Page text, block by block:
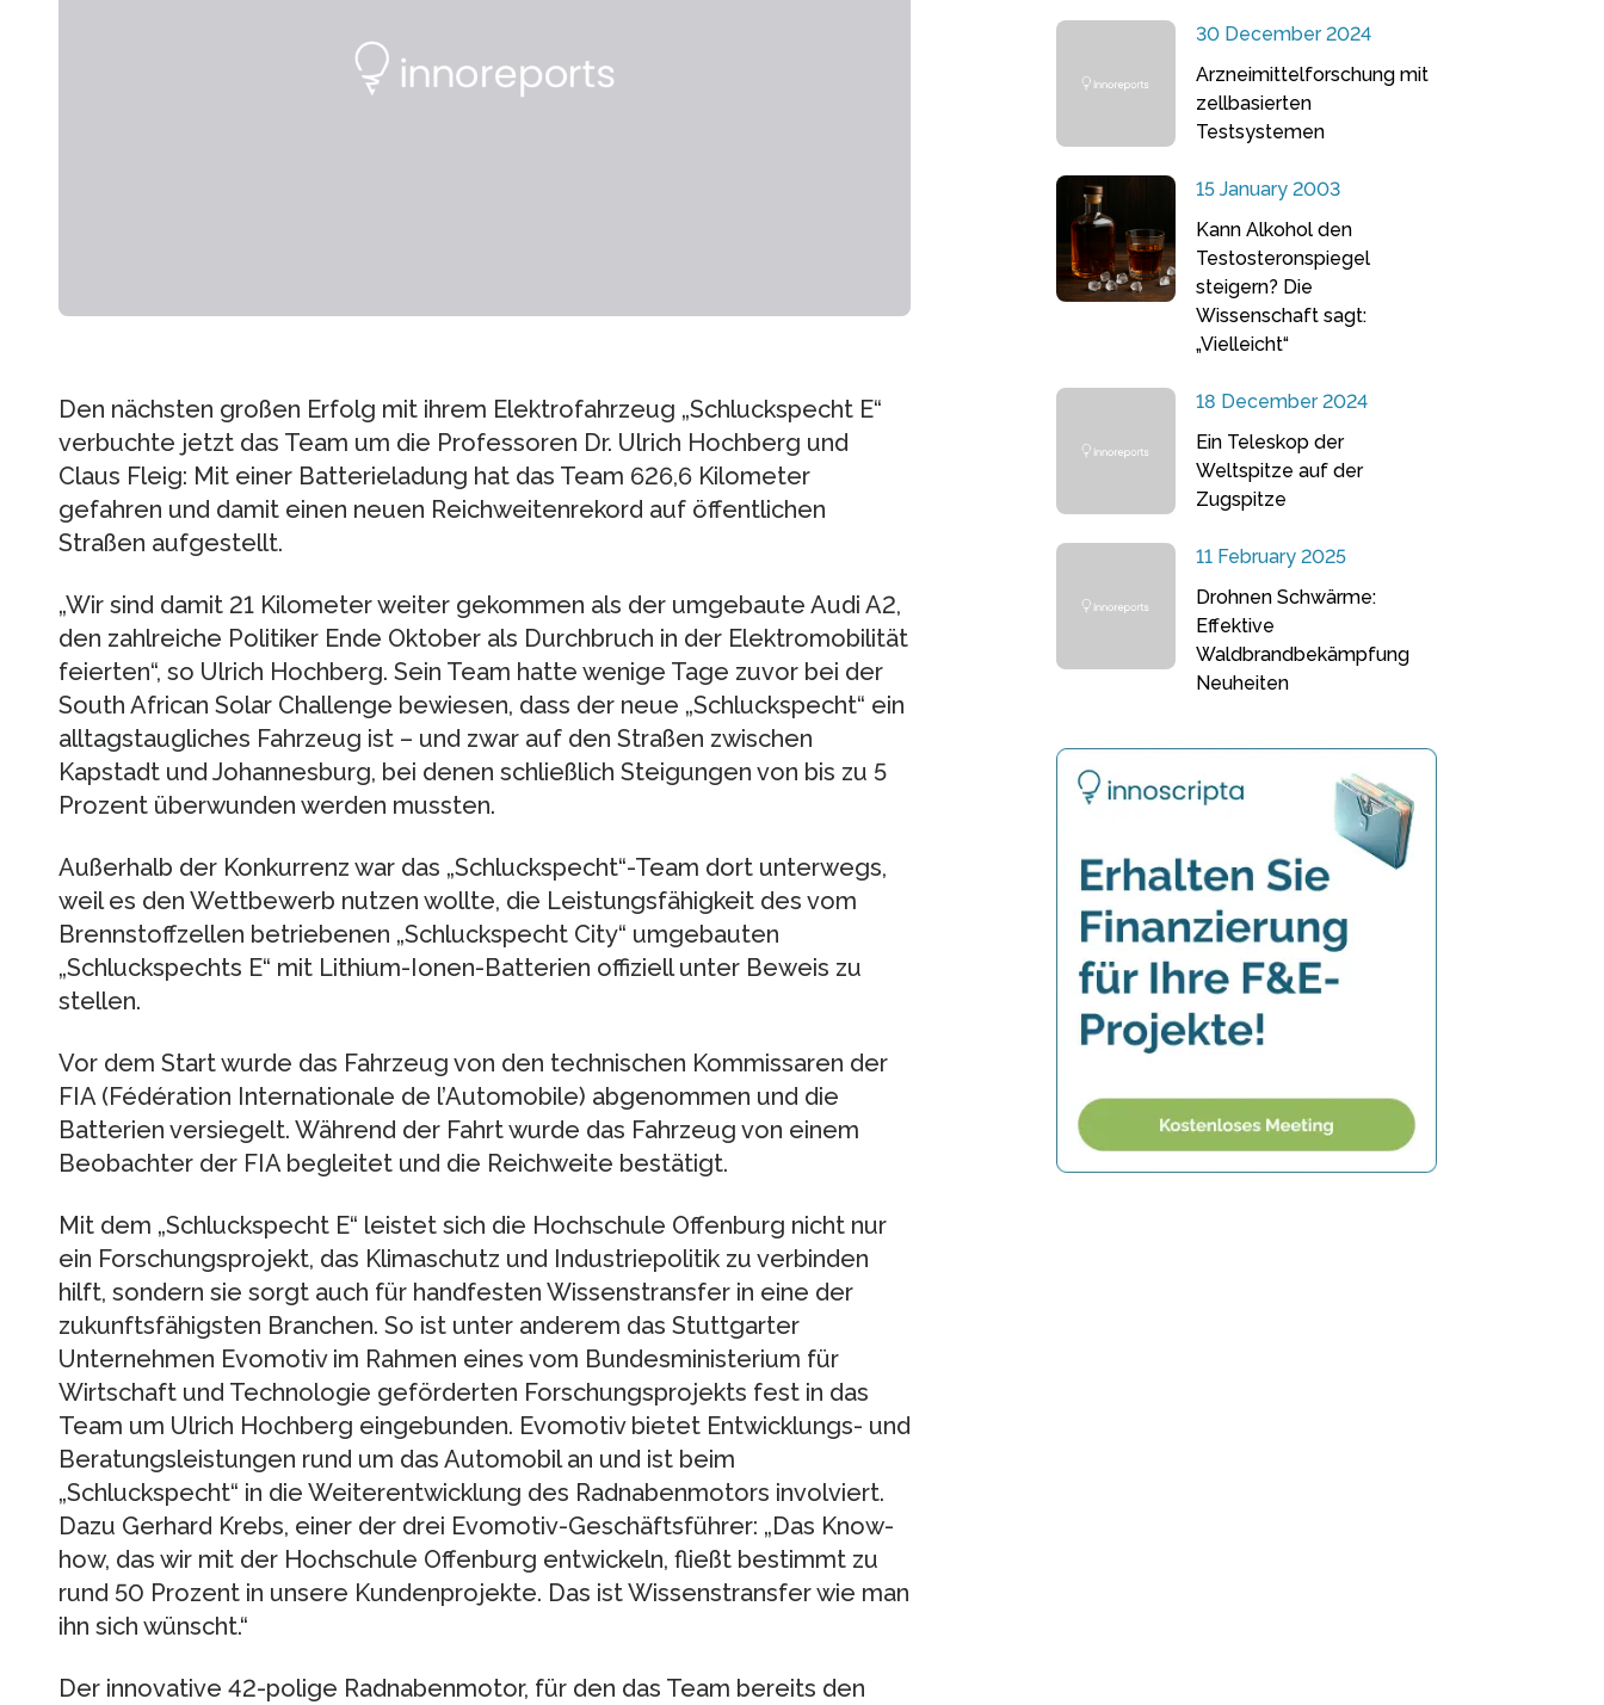
Den nächsten großen Erfolg mit ihrem Elektrofahrzeug „Schluckspecht E“
verbuchte jetzt das Team um die Professoren Dr. Ulrich Hochberg und
Claus Fleig: Mit einer Batterieladung hat das Team 626,6 Kilometer
gefahren und damit einen neuen Reichweitenrekord auf öffentlichen
Straßen aufgestellt.
„Wir sind damit 21 Kilometer weiter gekommen als der umgebaute Audi A2,
den zahlreiche Politiker Ende Oktober als Durchbruch in der Elektromobilität
feierten“, so Ulrich Hochberg. Sein Team hatte wenige Tage zuvor bei der
South African Solar Challenge bewiesen, dass der neue „Schluckspecht“ ein
alltagstaugliches Fahrzeug ist – und zwar auf den Straßen zwischen
Kapstadt und Johannesburg, bei denen schließlich Steigungen von bis zu 5
Prozent überwunden werden mussten.
Außerhalb der Konkurrenz war das „Schluckspecht“-Team dort unterwegs,
weil es den Wettbewerb nutzen wollte, die Leistungsfähigkeit des vom
Brennstoffzellen betriebenen „Schluckspecht City“ umgebauten
„Schluckspechts E“ mit Lithium-Ionen-Batterien offiziell unter Beweis zu
stellen.
Vor dem Start wurde das Fahrzeug von den technischen Kommissaren der
FIA (Fédération Internationale de l’Automobile) abgenommen und die
Batterien versiegelt. Während der Fahrt wurde das Fahrzeug von einem
Beobachter der FIA begleitet und die Reichweite bestätigt.
Mit dem „Schluckspecht E“ leistet sich die Hochschule Offenburg nicht nur
ein Forschungsprojekt, das Klimaschutz und Industriepolitik zu verbinden
hilft, sondern sie sorgt auch für handfesten Wissenstransfer in eine der
zukunftsfähigsten Branchen. So ist unter anderem das Stuttgarter
Unternehmen Evomotiv im Rahmen eines vom Bundesministerium für
Wirtschaft und Technologie geförderten Forschungsprojekts fest in das
Team um Ulrich Hochberg eingebunden. Evomotiv bietet Entwicklungs- und
Beratungsleistungen rund um das Automobil an und ist beim
„Schluckspecht“ in die Weiterentwicklung des Radnabenmotors involviert.
Dazu Gerhard Krebs, einer der drei Evomotiv-Geschäftsführer: „Das Know-
how, das wir mit der Hochschule Offenburg entwickeln, fließt bestimmt zu
rund 50 Prozent in unsere Kundenprojekte. Das ist Wissenstransfer wie man
ihn sich wünscht.“
Der innovative 42-polige Radnabenmotor, für den das Team bereits den
30 December 2024
Arzneimittelforschung mit
zellbasierten
Testsystemen
15 January 2003
Kann Alkohol den
Testosteronspiegel
steigern? Die
Wissenschaft sagt:
„Vielleicht“
18 December 2024
Ein Teleskop der
Weltspitze auf der
Zugspitze
11 February 2025
Drohnen Schwärme:
Effektive
Waldbrandbekämpfung
Neuheiten